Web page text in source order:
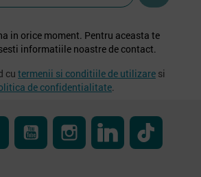
in orice moment. Pentru aceasta te
informatiile noastre de contact.
cu termenii si conditiile de utilizare si
de confidentialitate.
RSS YouTube InstagramLinkedIn